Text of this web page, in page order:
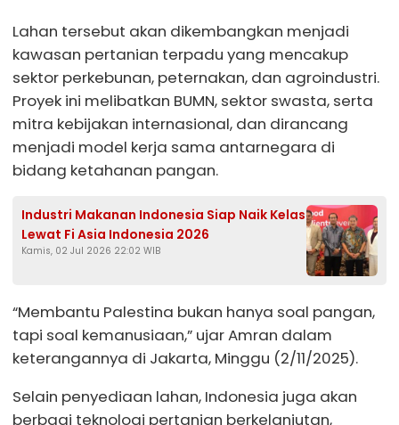
Lahan tersebut akan dikembangkan menjadi
kawasan pertanian terpadu yang mencakup
sektor perkebunan, peternakan, dan agroindustri.
Proyek ini melibatkan BUMN, sektor swasta, serta
mitra kebijakan internasional, dan dirancang
menjadi model kerja sama antarnegara di
bidang ketahanan pangan.
Industri Makanan Indonesia Siap Naik Kelas
Lewat Fi Asia Indonesia 2026
Kamis, 02 Jul 2026 22:02 WIB
“Membantu Palestina bukan hanya soal pangan,
tapi soal kemanusiaan,” ujar Amran dalam
keterangannya di Jakarta, Minggu (2/11/2025).
Selain penyediaan lahan, Indonesia juga akan
berbagi teknologi pertanian berkelanjutan,